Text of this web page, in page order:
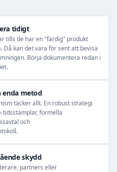
tidigt
tills de har en "färdig" produkt
Då kan det vara för sent att bevisa
Börja dokumentera redan i
enda metod
täcker allt. En robust strategi
tidsstämplar, formella
och
skydd
partners eller